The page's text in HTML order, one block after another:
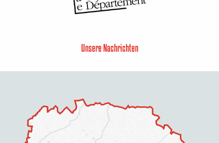
Unsere Nachrichten